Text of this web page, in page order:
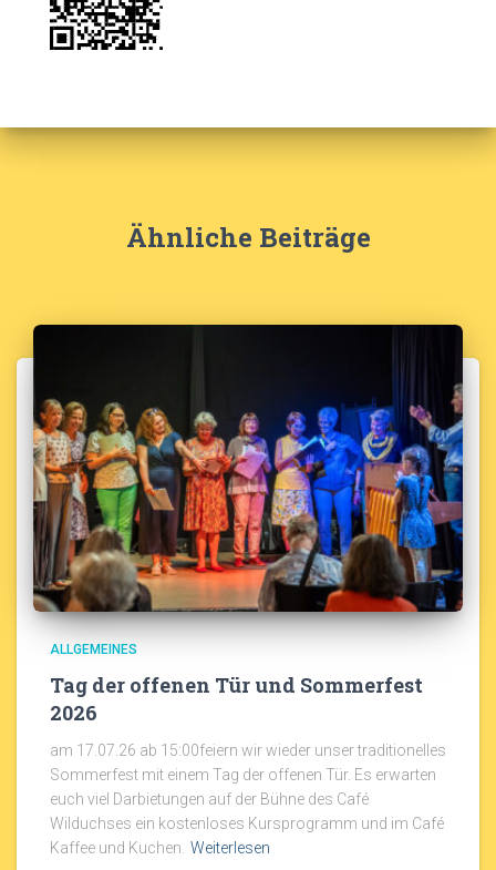
Ähnliche Beiträge
ALLGEMEINES
Tag der offenen Tür und Sommerfest
2026
am 17.07.26 ab 15:00feiern wir wieder unser traditionelles
Sommerfest mit einem Tag der offenen Tür. Es erwarten
euch viel Darbietungen auf der Bühne des Café
Wilduchses ein kostenloses Kursprogramm und im Café
Kaffee und Kuchen. Weiterlesen